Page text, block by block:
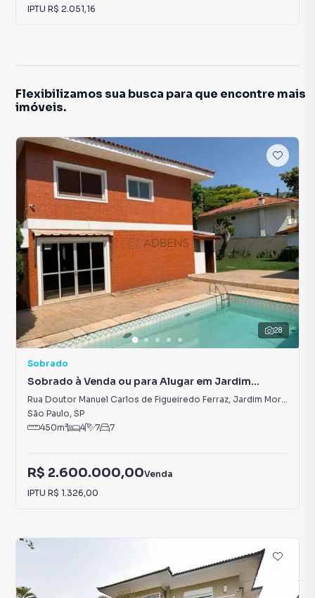
IPTU R$ 2.051,16
Flexibilizamos sua busca para que encontre mais
imóveis.
28
Sobrado
Sobrado à Venda ou para Alugar em Jardim
Morumbi
Rua Doutor Manuel Carlos de Figueiredo Ferraz, Jardim Morumbi
São Paulo, SP
450m² 4 7 7
R$ 2.600.000,00Venda
IPTU R$ 1.326,00